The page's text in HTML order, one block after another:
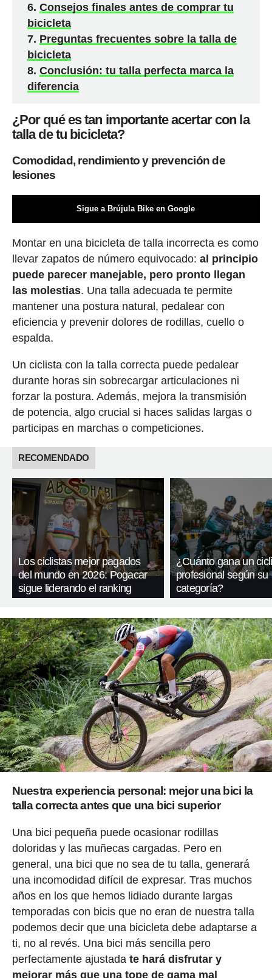
Consejos finales antes de comprar tu
bicicleta
Preguntas frecuentes sobre la talla de
bicicleta
Conclusión: tu talla perfecta marca la
diferencia
¿Por qué es tan importante acertar con la
talla de tu bicicleta?
Comodidad, rendimiento y prevención de
lesiones
Sigue a Brújula Bike en Google
Montar en una bicicleta de talla incorrecta es como
llevar zapatos de número equivocado: al principio
puede parecer manejable, pero pronto llegan
las molestias. Una talla adecuada te permite
mantener una postura natural, pedalear con
eficiencia y prevenir dolores de rodillas, cuello o
espalda.
Un ciclista con la talla correcta puede pedalear
durante horas sin sobrecargar articulaciones ni
forzar la postura. Además, mejora la transmisión
de potencia, algo crucial si haces salidas largas o
participas en marchas o competiciones.
RECOMENDADO
Los ciclistas mejor pagados
del mundo en 2026: Pogacar
sigue liderando el ranking
¿Cuánto gana un
profesional según su
categoría?
Nuestra experiencia personal: mejor una bici la
talla correcta antes que una bici superior
Una bici pequeña puede ocasionar rodillas
doloridas y las muñecas cargadas. Pero en
general, una bici que no sea de tu talla, generará
una incomodidad difícil de expresar. Tras muchos
años en los que hemos lidiado durante largas
temporadas con bicis que no eran de nuestra talla
podemos decir que una bicicleta debe adaptarse a
ti, no al revés. Una bici más sencilla pero
perfectamente ajustada te hará disfrutar y
mejorar más que una tope de gama mal